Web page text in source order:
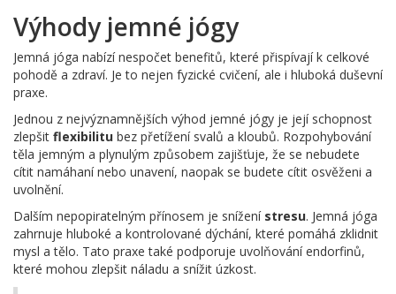
Výhody jemné jógy
Jemná jóga nabízí nespočet benefitů, které přispívají k celkové
pohodě a zdraví. Je to nejen fyzické cvičení, ale i hluboká duševní
praxe.
Jednou z nejvýznamnějších výhod jemné jógy je její schopnost
zlepšit flexibilitu bez přetížení svalů a kloubů. Rozpohybování
těla jemným a plynulým způsobem zajišťuje, že se nebudete
cítit namáhaní nebo unavení, naopak se budete cítit osvěženi a
uvolnění.
Dalším nepopiratelným přínosem je snížení stresu. Jemná jóga
zahrnuje hluboké a kontrolované dýchání, které pomáhá zklidnit
mysl a tělo. Tato praxe také podporuje uvolňování endorfinů,
které mohou zlepšit náladu a snížit úzkost.